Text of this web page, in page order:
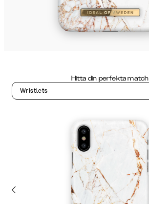
Hitta din perfekta match
Wristlets